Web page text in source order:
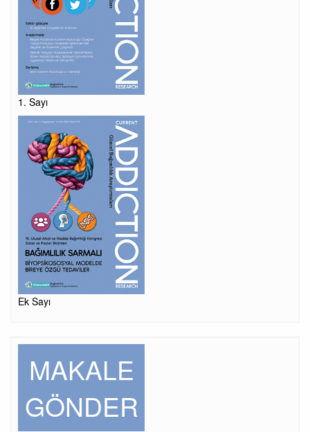
1. Sayı
Ek Sayı
MAKALE
GÖNDER